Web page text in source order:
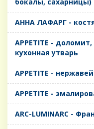
AHHA ЛАФАРГ -
APPETITE -
кухонная утварь
APPETITE -
APPETITE -
ARC-LUMINARC -